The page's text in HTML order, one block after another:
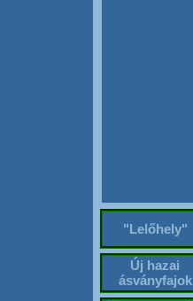
"Lelőhely"
Új hazai
ásványfajok